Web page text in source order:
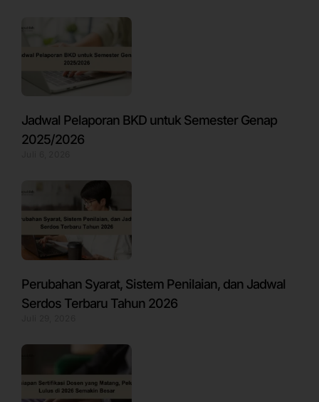
Jadwal Pelaporan BKD untuk Semester Genap
2025/2026
Perubahan Syarat, Sistem Penilaian, dan Jadwal
Serdos Terbaru Tahun 2026